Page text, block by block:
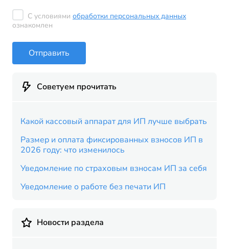
С условиями обработки персональных данных
ознакомлен
Отправить
Советуем прочитать
Какой кассовый аппарат для ИП лучше выбрать
Размер и оплата фиксированных взносов ИП в
2026 году: что изменилось
Уведомление по страховым взносам ИП за себя
Уведомление о работе без печати ИП
Новости раздела